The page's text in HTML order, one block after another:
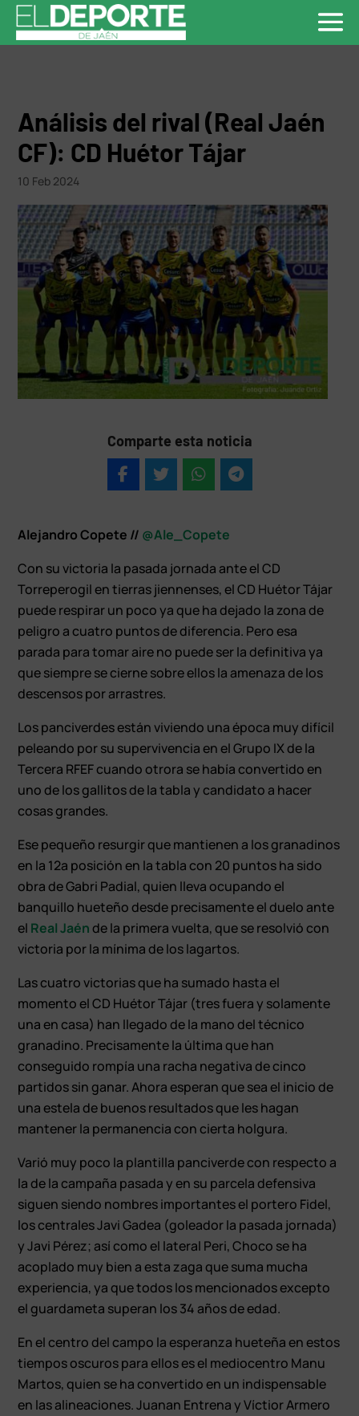
Análisis del rival (Real Jaén
CF): CD Huétor Tájar
10 Feb 2024
Comparte esta noticia
Alejandro Copete // @Ale_Copete
Con su victoria la pasada jornada ante el CD
Torreperogil en tierras jiennenses, el CD Huétor Tájar
puede respirar un poco ya que ha dejado la zona de
peligro a cuatro puntos de diferencia. Pero esa
parada para tomar aire no puede ser la definitiva ya
que siempre se cierne sobre ellos la amenaza de los
descensos por arrastres.
Los panciverdes están viviendo una época muy difícil
peleando por su supervivencia en el Grupo IX de la
Tercera RFEF cuando otrora se había convertido en
uno de los gallitos de la tabla y candidato a hacer
cosas grandes.
Ese pequeño resurgir que mantienen a los granadinos
en la 12ª posición en la tabla con 20 puntos ha sido
obra de Gabri Padial, quien lleva ocupando el
banquillo hueteño desde precisamente el duelo ante
el Real Jaénde la primera vuelta, que se resolvió con
victoria por la mínima de los lagartos.
Las cuatro victorias que ha sumado hasta el
momento el CD Huétor Tájar (tres fuera y solamente
una en casa) han llegado de la mano del técnico
granadino. Precisamente la última que han
conseguido rompía una racha negativa de cinco
partidos sin ganar. Ahora esperan que sea el inicio de
una estela de buenos resultados que les hagan
mantener la permanencia con cierta holgura.
Varió muy poco la plantilla panciverde con respecto a
la de la campaña pasada y en su parcela defensiva
siguen siendo nombres importantes el portero Fidel,
los centrales Javi Gadea (goleador la pasada jornada)
y Javi Pérez; así como el lateral Peri, Choco se ha
acoplado muy bien a esta zaga que suma mucha
experiencia, ya que todos los mencionados excepto
el guardameta superan los 34 años de edad.
En el centro del campo la esperanza hueteña en estos
tiempos oscuros para ellos es el mediocentro Manu
Martos, quien se ha convertido en un indispensable
en las alineaciones. Juanan Entrena y Víctior Armero